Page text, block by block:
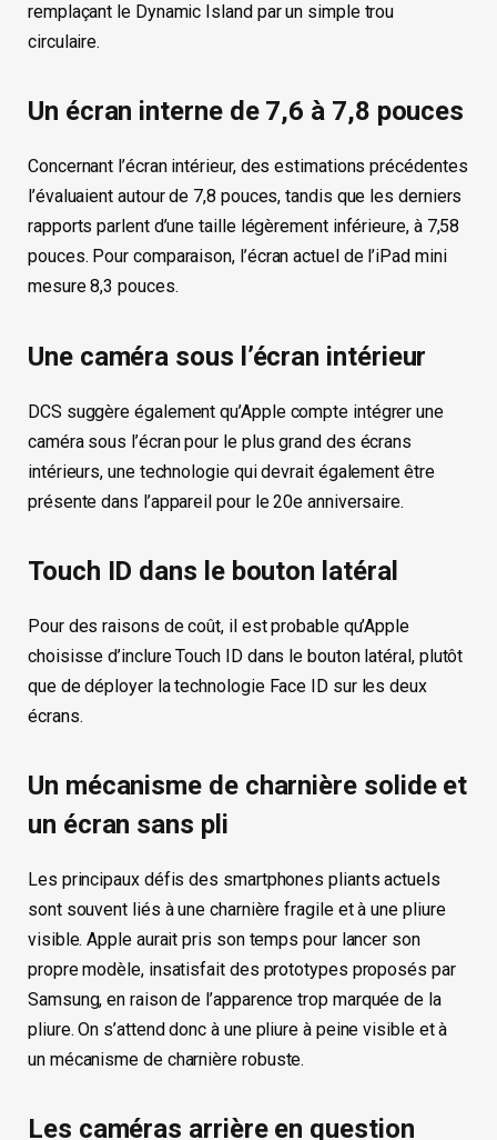
remplaçant le Dynamic Island par un simple trou
circulaire.
Un écran interne de 7,6 à 7,8 pouces
Concernant l’écran intérieur, des estimations précédentes
l’évaluaient autour de 7,8 pouces, tandis que les derniers
rapports parlent d’une taille légèrement inférieure, à 7,58
pouces. Pour comparaison, l’écran actuel de l’iPad mini
mesure 8,3 pouces.
Une caméra sous l’écran intérieur
DCS suggère également qu’Apple compte intégrer une
caméra sous l’écran pour le plus grand des écrans
intérieurs, une technologie qui devrait également être
présente dans l’appareil pour le 20e anniversaire.
Touch ID dans le bouton latéral
Pour des raisons de coût, il est probable qu’Apple
choisisse d’inclure Touch ID dans le bouton latéral, plutôt
que de déployer la technologie Face ID sur les deux
écrans.
Un mécanisme de charnière solide et
un écran sans pli
Les principaux défis des smartphones pliants actuels
sont souvent liés à une charnière fragile et à une pliure
visible. Apple aurait pris son temps pour lancer son
propre modèle, insatisfait des prototypes proposés par
Samsung, en raison de l’apparence trop marquée de la
pliure. On s’attend donc à une pliure à peine visible et à
un mécanisme de charnière robuste.
Les caméras arrière en question